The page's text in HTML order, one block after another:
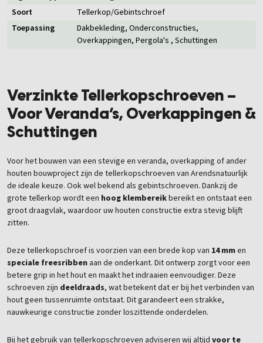
Verzinkte Tellerkopschroeven –
Voor Veranda’s, Overkappingen &
Schuttingen
Voor het bouwen van een stevige en veranda, overkapping of ander
houten bouwproject zijn de tellerkopschroeven van Arendsnatuurlijk
de ideale keuze. Ook wel bekend als gebintschroeven. Dankzij de
grote tellerkop wordt een hoog klembereikbereikt en ontstaat een
groot draagvlak, waardoor uw houten constructie extra stevig blijft
zitten.
Deze tellerkopschroef is voorzien van een brede kop van 14 mmen
speciale freesribbenaan de onderkant. Dit ontwerp zorgt voor een
betere grip in het hout en maakt het indraaien eenvoudiger. Deze
schroeven zijn deeldraads, wat betekent dat er bij het verbinden van
hout geen tussenruimte ontstaat. Dit garandeert een strakke,
nauwkeurige constructie zonder loszittende onderdelen.
Bij het gebruik van tellerkopschroeven adviseren wij altijd voor te
Soort
Tellerkop/Gebintschroef
Toepassing
Dakbekleding, Onderconstructies,
Overkappingen, Pergola's , Schuttingen